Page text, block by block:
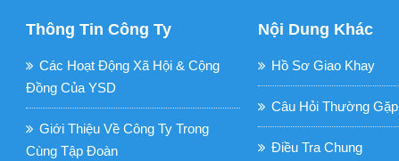
Thông Tin Công Ty
Các Hoạt Động Xã Hội & Cộng
Đồng Của YSD
Giới Thiệu Về Công Ty Trong
Cùng Tập Đoàn
Nội Dung Khác
Hồ Sơ Giao Khay
Câu Hỏi Thường Gặp
Điều Tra Chung